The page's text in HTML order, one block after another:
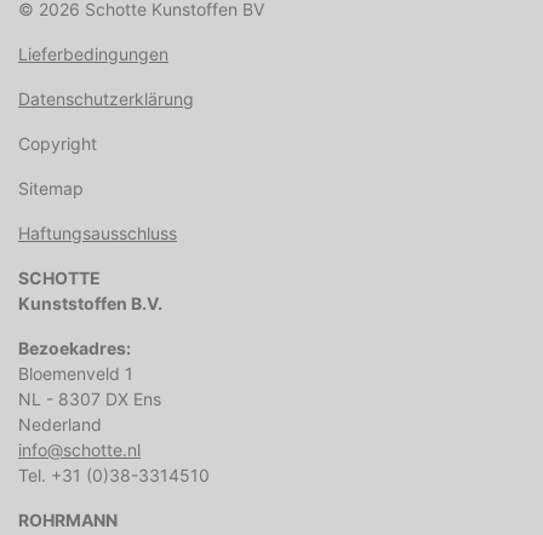
© 2026 Schotte Kunstoffen BV
Lieferbedingungen
Datenschutzerklärung
Copyright
Sitemap
Haftungsausschluss
SCHOTTE
Kunststoffen B.V.
Bezoekadres:
Bloemenveld 1
NL - 8307 DX Ens
Nederland
info@schotte.nl
Tel. +31 (0)38-3314510
ROHRMANN